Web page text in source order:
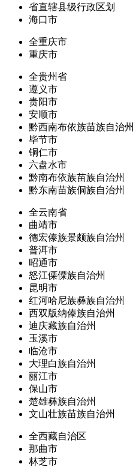
省直辖县级行政区划
海口市
全重庆市
重庆市
全贵州省
遵义市
贵阳市
安顺市
黔西南布依族苗族自治州
毕节市
铜仁市
六盘水市
黔南布依族苗族自治州
黔东南苗族侗族自治州
全云南省
曲靖市
德宏傣族景颇族自治州
普洱市
昭通市
怒江傈僳族自治州
昆明市
红河哈尼族彝族自治州
西双版纳傣族自治州
迪庆藏族自治州
玉溪市
临沧市
大理白族自治州
丽江市
保山市
楚雄彝族自治州
文山壮族苗族自治州
全西藏自治区
那曲市
林芝市